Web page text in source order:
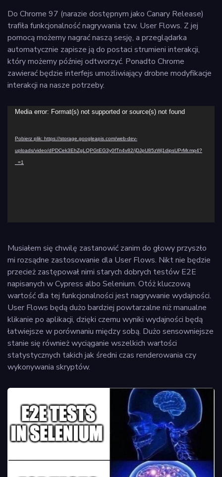
Do Chrome 97 (narazie dostępnym jako Canary Release)
trafiła funkcjonalność nagrywania tzw. User Flows. Z jej
pomocą możemy nagrać naszą sesję, a przeglądarka
automatycznie zapisze ją do postaci strumieni interakcji,
który możemy później odtworzyć. Ponadto Chrome
zawierać będzie interfejs umożliwiający drobne modyfikacje
interakcji na nasze potrzeby.
Odtwarzacz
Media error: Format(s) not supported or source(s) not found
Pobierz plik: https://storage.googleapis.com/web-dev-
uploads/video/dPDCek3EhZgLQPGtEG3y0fTn4v82/jDJpU85zWj1dipsUPrMr.mp4?
_=1
Musiałem się chwilę zastanowić zanim do głowy przyszło
mi rozsądne zastosowanie dla User Flows. Nikt nie będzie
przecież zastępował nimi starych dobrych testów E2E
napisanych w Cypress albo Selenium. Otóż kluczową
wartość dla tej funkcjonalności jest nagrywanie wydajności.
User Flows będą dużo bardziej powtarzalne niż manualne
klikanie po aplikacji, dzięki czemu wyniki wydajności będą
łatwiejsze w porównaniu między sobą. Dużo sensowniejsze
stanie się również wyciąganie wszelkich wartości
statystycznych takich jak średni czas renderowania czy
wykonywania skryptów.